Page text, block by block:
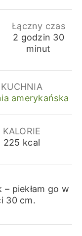
Łączny czas
2 godziny
godzin 30
minut
KUCHNIA
amerykańska
KALORIE
225 kcal
piekłam go w
30 cm.